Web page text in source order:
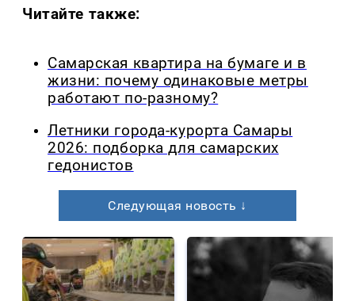
Читайте также:
Самарская квартира на бумаге и в
жизни: почему одинаковые метры
работают по-разному?
Летники города-курорта Самары
2026: подборка для самарских
гедонистов
Следующая новость ↓